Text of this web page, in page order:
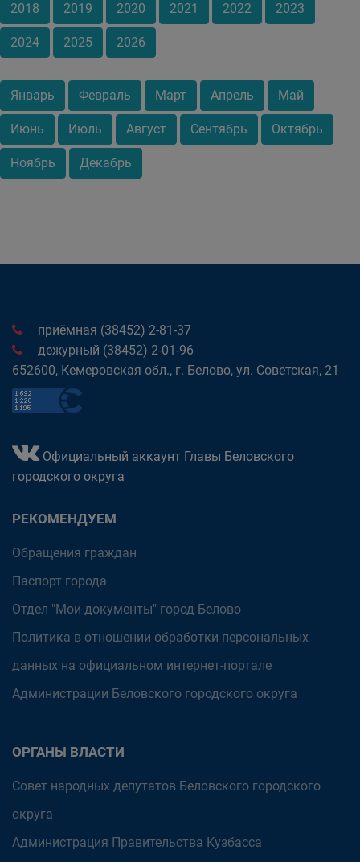
2018 2019 2020 2021 2022 2023
2024 2025 2026
Январь Февраль Март Апрель Май
Июнь Июль Август Сентябрь Октябрь
Ноябрь Декабрь
приёмная (38452) 2-81-37
дежурный (38452) 2-01-96
652600, Кемеровская обл., г. Белово, ул. Советская, 21
Официальный аккаунт Главы Беловского
городского округа
РЕКОМЕНДУЕМ
Обращения граждан
Паспорт города
Отдел "Мои документы" город Белово
Политика в отношении обработки персональных
данных на официальном интернет-портале
Администрации Беловского городского округа
ОРГАНЫ ВЛАСТИ
Совет народных депутатов Беловского городского
округа
Администрация Правительства Кузбасса